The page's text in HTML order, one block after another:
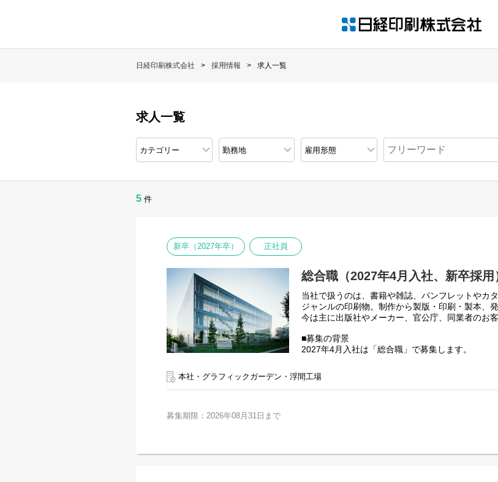
日経印刷株式会社 採用情報 求人一覧
求人一覧
5 件
新卒（2027年卒） 正社員
総合職（2027年4月入社、新卒採用
当社で扱うのは、書籍や雑誌、パンフレットやカ
ジャンルの印刷物。制作から製版・印刷・製本、
今は主に出版社やメーカー、官公庁、同業者のお客
■募集の背景
2027年4月入社は「総合職」で募集します。
お客様に寄り添って印刷物を提案する「営業職」
モノづくりを担い、アイディアを形に変えていく「
営業や製造の現場を、裏側からサポートする「事
本社・グラフィックガーデン・浮間工場
募集期限：2026年08月31日まで